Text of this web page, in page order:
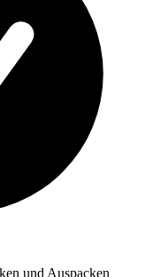
und Auspacken